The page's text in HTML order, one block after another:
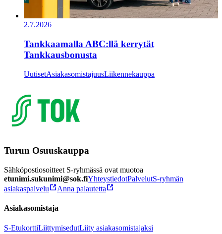
2.7.2026
Tankkaamalla ABC:llä kerrytät
Tankkausbonusta
UutisetAsiakasomistajuusLiikennekauppa
Turun Osuuskauppa
Sähköpostiosoitteet S-ryhmässä ovat muotoa
etunimi.sukunimi@sok.fiYhteystiedotPalvelutS-ryhmän
asiakaspalvelu
Anna palautetta
Asiakasomistaja
S-EtukorttiLiittymisedutLiity asiakasomistajaksi